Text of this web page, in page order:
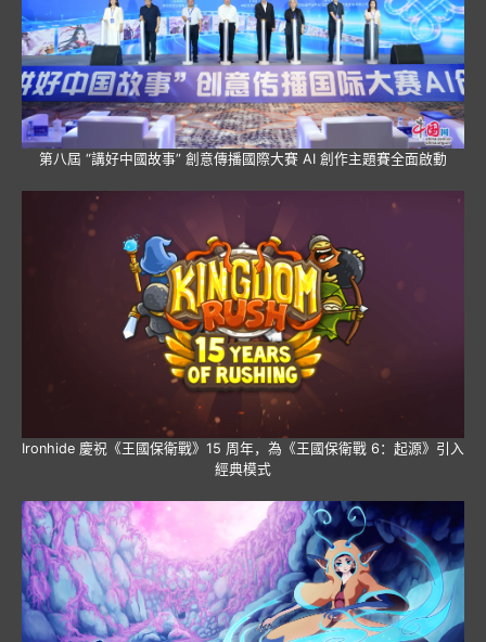
第八屆 “講好中國故事” 創意傳播國際大賽 AI 創作主題賽全面啟動
Ironhide 慶祝《王國保衛戰》15 周年，為《王國保衛戰 6：起源》引入
經典模式